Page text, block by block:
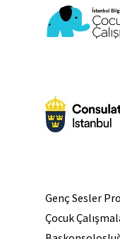
Genç Sesler
Çocuk